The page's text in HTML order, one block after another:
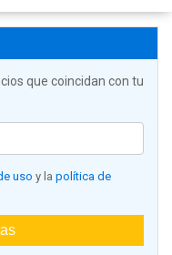
que coincidan con tu
uso y la política de